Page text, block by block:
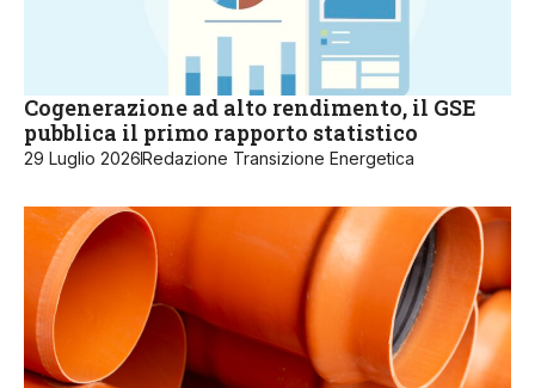
Cogenerazione ad alto rendimento, il GSE
pubblica il primo rapporto statistico
29 Luglio 2026Redazione Transizione Energetica